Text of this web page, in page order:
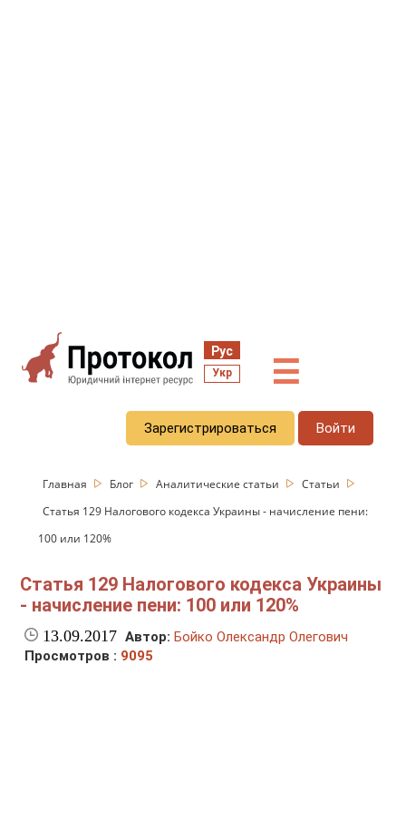
Рус
Укр ☰
Зарегистрироваться Войти
Главная Блог Аналитические статьи
Статьи
Статья 129 Налогового кодекса Украины - начисление пени:
100 или 120%
Статья 129 Налогового кодекса Украины
- начисление пени: 100 или 120%
13.09.2017 Автор: Бойко Олександр Олегович
Просмотров : 9095